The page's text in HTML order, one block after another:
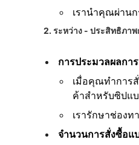
เรานําคุณผ่าน
2. ระหว่าง - ประสิทธิภา
การประมวลผลกา
เมื่อคุณทําการ
ค้าสําหรับซิปแ
เรารักษาช่อง
จํานวนการสั่งซื้อแ